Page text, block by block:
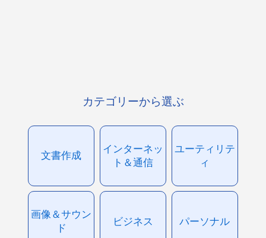
カテゴリーから選ぶ
文書作成
インターネッ
ト＆通信
ユーティリテ
ィ
画像＆サウン
ド
ビジネス パーソナル